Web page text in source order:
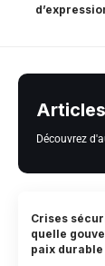
Découvrez
Crises
quelle
paix durable